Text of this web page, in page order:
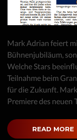
Mark Adrian feiert
Bühnenjubiläum,
Welche Stars
Teilnahme beim
für die Zukunft.
Premiere des neuen
READ MORE